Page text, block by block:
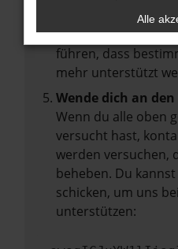
Veraltete Software
Sicherheitsrisiko,
führen, dass
mehr unterstützt
Wende dich an
Wenn du alle oben
versucht hast,
werden versuchen,
beheben. Du
schicken, um uns
unterstützen:
Alle